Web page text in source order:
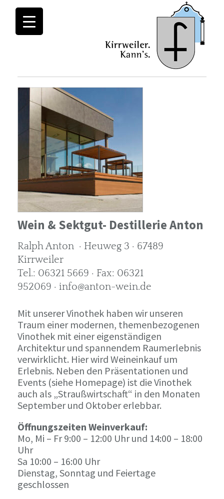
Wein & Sektgut- Destillerie Anton
Ralph Anton · Heuweg 3 · 67489
Kirrweiler
Tel.: 06321 5669 · Fax: 06321
952069 · info@anton-wein.de
Mit unserer Vinothek haben wir unseren
Traum einer modernen, themenbezogenen
Vinothek mit einer eigenständigen
Architektur und spannendem Raumerlebnis
verwirklicht. Hier wird Weineinkauf um
Erlebnis. Neben den Präsentationen und
Events (siehe Homepage) ist die Vinothek
auch als „Straußwirtschaft“ in den Monaten
September und Oktober erlebbar.
Öffnungszeiten Weinverkauf:
Mo, Mi – Fr 9:00 – 12:00 Uhr und 14:00 – 18:00
Uhr
Sa 10:00 – 16:00 Uhr
Dienstag, Sonntag und Feiertage
geschlossen